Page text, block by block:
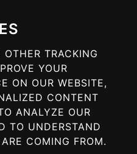
TRACKING
YOUR
ON OUR WEBSITE,
CONTENT
ANALYZE OUR
TO UNDERSTAND
COMING FROM.